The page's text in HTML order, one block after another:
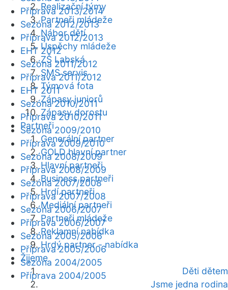
Realizační týmy
Partneři mládeže
Nábor dětí
Úspěchy mládeže
ZŠ Labská
SMS servis
Týmová fota
Zápasy juniorů
Zápasy dorostu
Partneři
Generální partner
GOLD hlavní partner
Hlavní partneři
Business partneři
Hrdí partneři
Mediální partneři
Partneři mládeže
Reklamní nabídka
Hrdý partner - nabídka
Žijeme
Děti dětem
Jsme jedna rodina
Příprava 2013/2014
Sezóna 2012/2013
Příprava 2012/2013
EHT 2012
Sezóna 2011/2012
Příprava 2011/2012
EHT 2011
Sezóna 2010/2011
Příprava 2010/2011
Sezóna 2009/2010
Příprava 2009/2010
Sezóna 2008/2009
Příprava 2008/2009
Sezóna 2007/2008
Příprava 2007/2008
Sezóna 2006/2007
Příprava 2006/2007
Sezóna 2005/2006
Příprava 2005/2006
Sezóna 2004/2005
Příprava 2004/2005